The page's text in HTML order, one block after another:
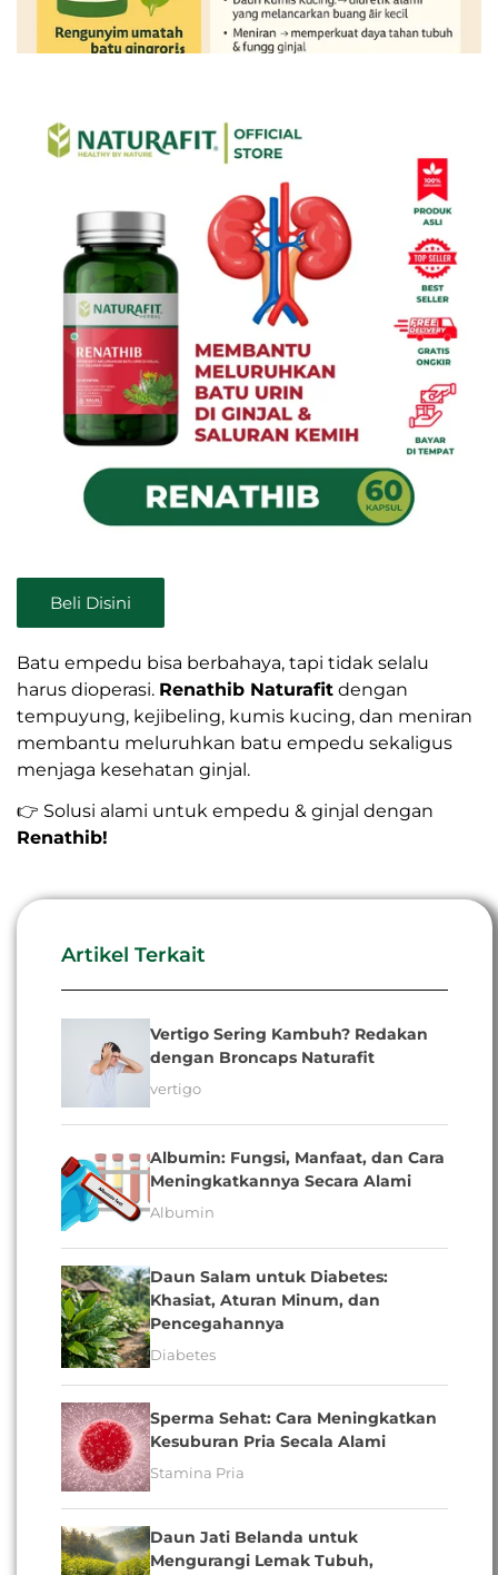
Beli Disini
Batu empedu bisa berbahaya, tapi tidak selalu
harus dioperasi. Renathib Naturafit dengan
tempuyung, kejibeling, kumis kucing, dan meniran
membantu meluruhkan batu empedu sekaligus
menjaga kesehatan ginjal.
👉 Solusi alami untuk empedu & ginjal dengan
Renathib!
Artikel Terkait
Vertigo Sering Kambuh? Redakan
dengan Broncaps Naturafit
vertigo
Albumin: Fungsi, Manfaat, dan Cara
Meningkatkannya Secara Alami
Albumin
Daun Salam untuk Diabetes:
Khasiat, Aturan Minum, dan
Pencegahannya
Diabetes
Sperma Sehat: Cara Meningkatkan
Kesuburan Pria Secala Alami
Stamina Pria
Daun Jati Belanda untuk
Mengurangi Lemak Tubuh,